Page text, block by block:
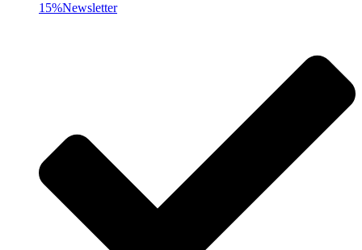
15%Newsletter